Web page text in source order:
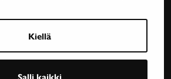
Kiellä
Salli kaikkiAvain tarjoaa luotettavaa